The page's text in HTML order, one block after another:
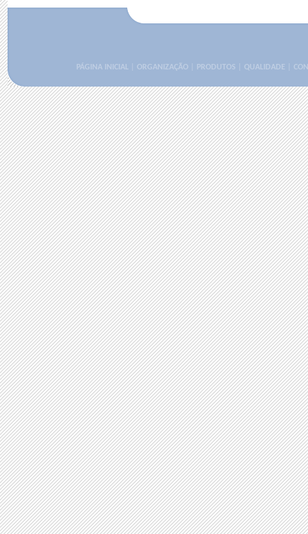
PÁGINA INICIAL| ORGANIZAÇÃO| PRODUTOS QUALIDADE